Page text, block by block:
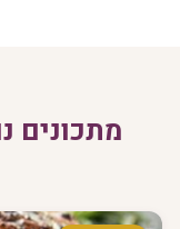
מתכונים